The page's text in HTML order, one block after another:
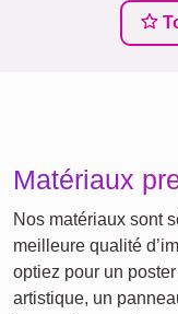
Matériaux
Nos matériaux sont
meilleure qualité
optiez pour un
artistique, un